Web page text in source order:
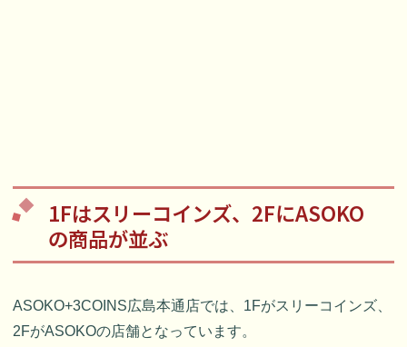
1Fはスリーコインズ、2FにASOKO
の商品が並ぶ
ASOKO+3COINS広島本通店では、1Fがスリーコインズ、
2FがASOKOの店舗となっています。